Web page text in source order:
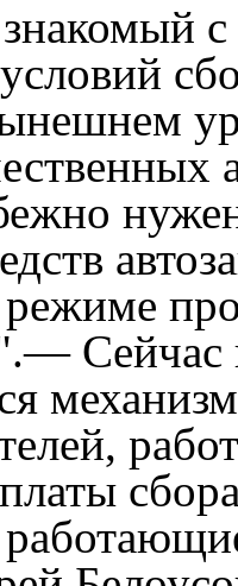
с
Сейчас